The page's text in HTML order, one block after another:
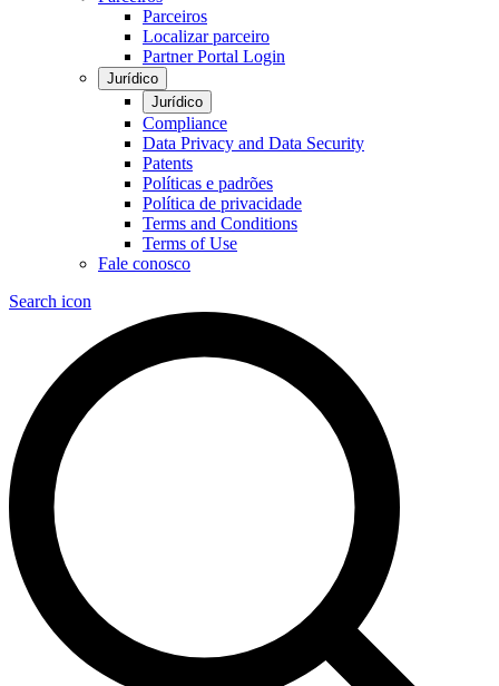
Parceiros
Localizar parceiro
Partner Portal Login
Jurídico
Jurídico
Compliance
Data Privacy and Data Security
Patents
Políticas e padrões
Política de privacidade
Terms and Conditions
Terms of Use
Fale conosco
Search icon